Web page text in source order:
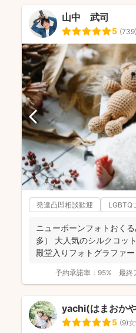
山中 武司
5 (739)
発達凸凹相談歓迎 LGBTQ
ニューボーンフォトおく
多） 大人気のシルクコッ
殿堂入りフォトグラファ
予約承諾率： 95% 最終
yachi(はまおか
5 (9)